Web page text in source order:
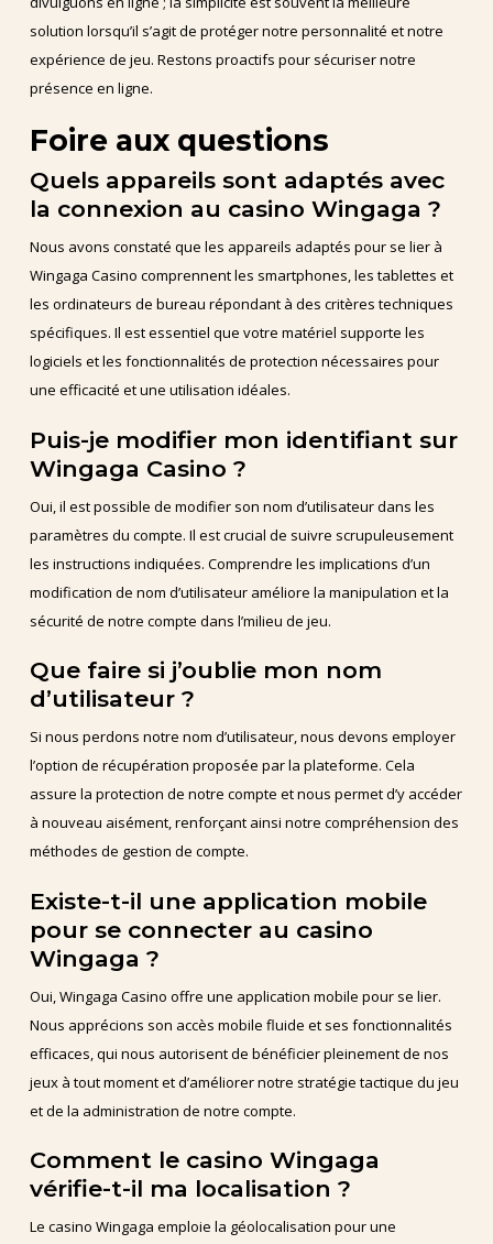
solution lorsqu’il s’agit de protéger notre personnalité et notre
expérience de jeu. Restons proactifs pour sécuriser notre
présence en ligne.
Foire aux questions
Quels appareils sont adaptés avec
la connexion au casino Wingaga ?
Nous avons constaté que les appareils adaptés pour se lier à
Wingaga Casino comprennent les smartphones, les tablettes et
les ordinateurs de bureau répondant à des critères techniques
spécifiques. Il est essentiel que votre matériel supporte les
logiciels et les fonctionnalités de protection nécessaires pour
une efficacité et une utilisation idéales.
Puis-je modifier mon identifiant sur
Wingaga Casino ?
Oui, il est possible de modifier son nom d’utilisateur dans les
paramètres du compte. Il est crucial de suivre scrupuleusement
les instructions indiquées. Comprendre les implications d’un
modification de nom d’utilisateur améliore la manipulation et la
sécurité de notre compte dans l’milieu de jeu.
Que faire si j’oublie mon nom
d’utilisateur ?
Si nous perdons notre nom d’utilisateur, nous devons employer
l’option de récupération proposée par la plateforme. Cela
assure la protection de notre compte et nous permet d’y accéder
à nouveau aisément, renforçant ainsi notre compréhension des
méthodes de gestion de compte.
Existe-t-il une application mobile
pour se connecter au casino
Wingaga ?
Oui, Wingaga Casino offre une application mobile pour se lier.
Nous apprécions son accès mobile fluide et ses fonctionnalités
efficaces, qui nous autorisent de bénéficier pleinement de nos
jeux à tout moment et d’améliorer notre stratégie tactique du jeu
et de la administration de notre compte.
Comment le casino Wingaga
vérifie-t-il ma localisation ?
Le casino Wingaga emploie la géolocalisation pour une